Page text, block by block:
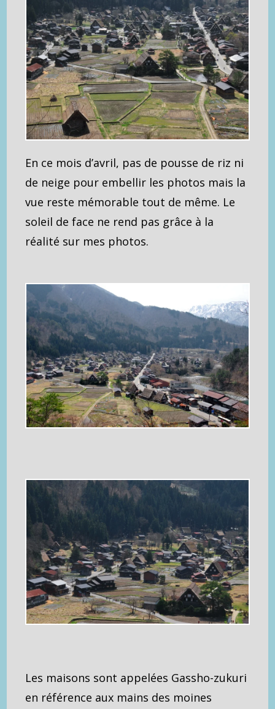
En ce mois d’avril, pas de pousse de riz ni
de neige pour embellir les photos mais la
vue reste mémorable tout de même. Le
soleil de face ne rend pas grâce à la
réalité sur mes photos.
Les maisons sont appelées Gassho-zukuri
en référence aux mains des moines